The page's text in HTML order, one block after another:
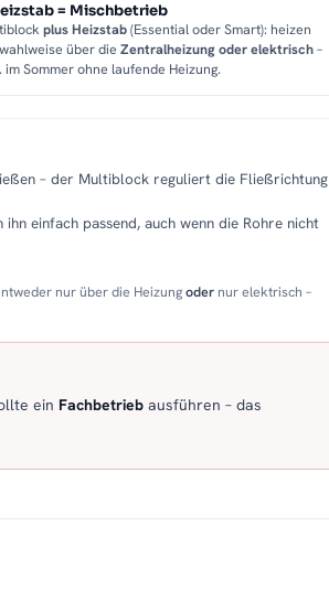
= Mischbetrieb
plus Heizstab(Essential oder Smart): heizen
über die Zentralheizung oder elektrisch–
im Sommer ohne laufende Heizung.
– der Multiblock reguliert die Fließrichtung
einfach passend, auch wenn die Rohre nicht
nur über die Heizungoder nur elektrisch –
ein Fachbetrieb ausführen – das